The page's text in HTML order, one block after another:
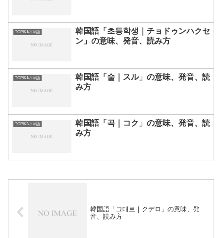
TOPIK1の単語
韓国語「초등학생｜チョドゥンハクセ
ン」の意味、発音、読み方
TOPIK1の単語
韓国語「술｜スル」の意味、発音、読
み方
TOPIK2の単語
韓国語「곡｜コク」の意味、発音、読
み方
韓国語「그대로｜クデロ」の意味、発
音、読み方